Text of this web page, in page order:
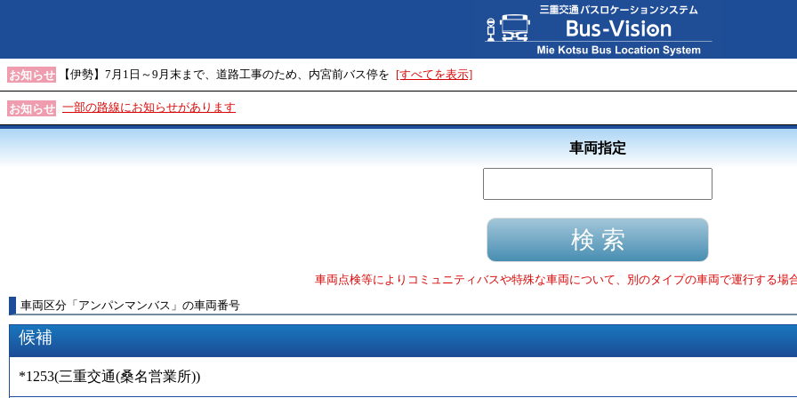
お知らせ 【伊勢】7月1日～9月末まで、道路工事のため、内宮前バス停を [すべてを表示]
お知らせ 一部の路線にお知らせがあります
車両指定
車両点検等によりコミュニティバスや特殊な車両について、別のタイプの車両で運行する場
車両区分 「 アンパンマンバス 」 の車両番号
候補
*1253(三重交通(桑名営業所))